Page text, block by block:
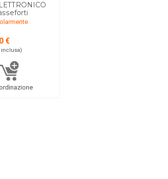
€
inclusa)